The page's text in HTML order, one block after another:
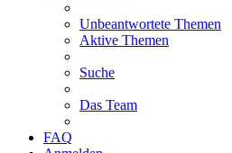
Unbeantwortete Themen
Aktive Themen
Suche
Das Team
FAQ